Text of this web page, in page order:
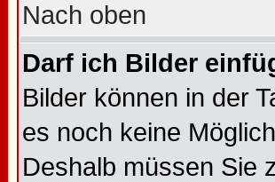
Nach oben
Darf ich Bilder
Bilder können in der
es noch keine
Deshalb müssen Sie